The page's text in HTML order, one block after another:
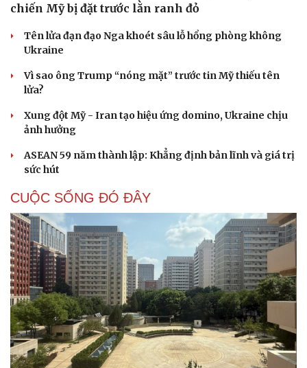
Cải chính
chiến Mỹ bị đặt trước lằn ranh đỏ
Tên lửa đạn đạo Nga khoét sâu lỗ hổng phòng không
Ukraine
Vì sao ông Trump “nóng mặt” trước tin Mỹ thiếu tên
lửa?
Xung đột Mỹ - Iran tạo hiệu ứng domino, Ukraine chịu
ảnh hưởng
ASEAN 59 năm thành lập: Khẳng định bản lĩnh và giá trị
sức hút
CUỘC SỐNG ĐÓ ĐÂY